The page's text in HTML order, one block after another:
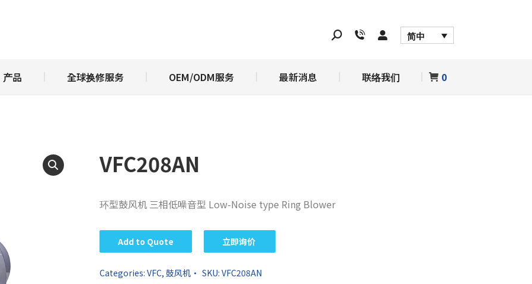
简中
产品 全球换修服务 OEM/ODM服务 最新消息 联络我们 0
VFC208AN
环型鼓风机 三相低噪音型 Low-Noise type Ring Blower
立即询价
Add to Quote
Categories: VFC, 鼓风机 SKU: VFC208AN